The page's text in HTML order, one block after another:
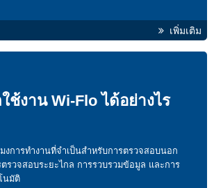
เพิ่มเติม
งาน Wi-Flo ได้อย่างไร
งการทำงานที่จำเป็นสำหรับการตรวจสอบนอก
รวจสอบระยะไกล การรวบรวมข้อมูล และการ
นมัติ